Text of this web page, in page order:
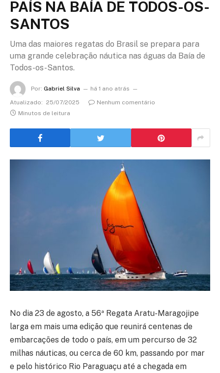
PAÍS NA BAÍA DE TODOS-OS-
SANTOS
Uma das maiores regatas do Brasil se prepara para
uma grande celebração náutica nas águas da Baía de
Todos-os-Santos.
Por: Gabriel Silva
há 1 ano atrás
Atualizado: 25/07/2025
Nenhum comentário
Minutos de leitura
No dia 23 de agosto, a 56ª Regata Aratu-Maragojipe
larga em mais uma edição que reunirá centenas de
embarcações de todo o país, em um percurso de 32
milhas náuticas, ou cerca de 60 km, passando por mar
e pelo histórico Rio Paraguaçu até a chegada em